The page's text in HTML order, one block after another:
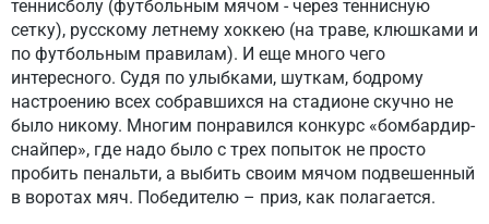
теннисболу (футбольным мячом - через теннисную
сетку), русскому летнему хоккею (на траве, клюшками и
по футбольным правилам). И еще много чего
интересного. Судя по улыбками, шуткам, бодрому
настроению всех собравшихся на стадионе скучно не
было никому. Многим понравился конкурс «бомбардир-
снайпер», где надо было с трех попыток не просто
пробить пенальти, а выбить своим мячом подвешенный
в воротах мяч. Победителю – приз, как полагается.